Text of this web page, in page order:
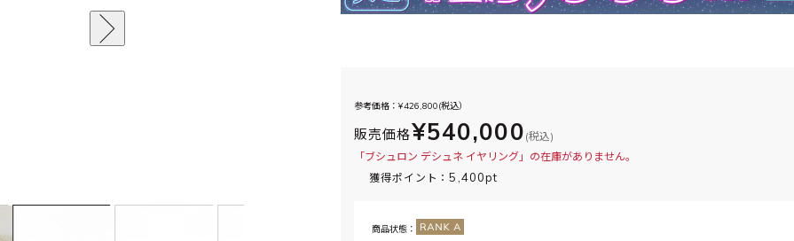
参考価格：¥426,800(税込）
販売価格¥540,000 (税込)
「ブシュロン デシュネ イヤリング」の在庫がありません。
獲得ポイント：5,400pt
商品状態：